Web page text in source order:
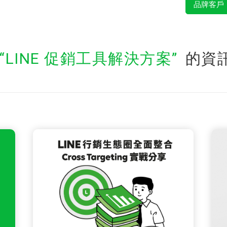
品牌客戶
LINE 促銷工具解決方案 的資